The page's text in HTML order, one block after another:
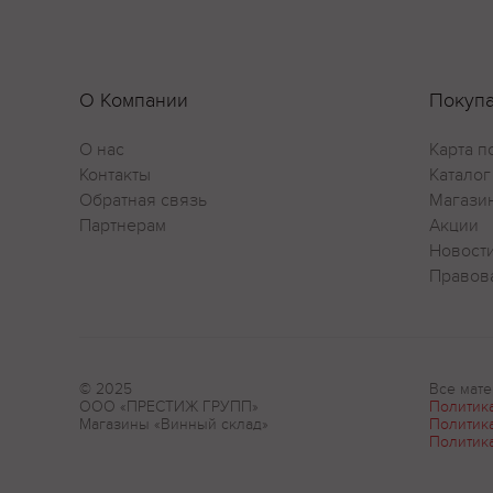
то
О Компании
О нас
Контакты
Обратная связь
Партнерам
Карта
Каталог
Акции
Новости
© 2025
ООО «ПРЕСТИЖ ГРУПП»
Магазины «Винный склад»
Все